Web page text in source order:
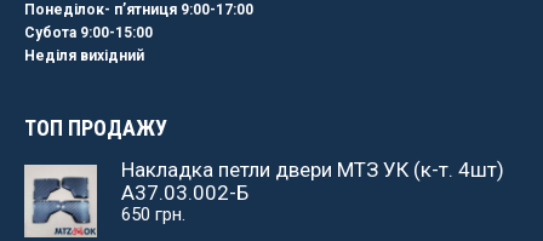
Понеділок- пʼятниця 9:00-17:00
Субота 9:00-15:00
Неділя вихідний
ТОП ПРОДАЖУ
Накладка петли двери МТЗ УК (к-т. 4шт)
А37.03.002-Б
650 грн.